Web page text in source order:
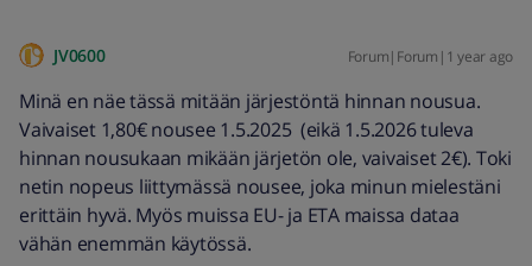
JV0600 Forum|Forum|1 year ago
Minä en näe tässä mitään järjestöntä hinnan nousua.
Vaivaiset 1,80€ nousee 1.5.2025 (eikä 1.5.2026 tuleva
hinnan nousukaan mikään järjetön ole, vaivaiset 2€). Toki
netin nopeus liittymässä nousee, joka minun mielestäni
erittäin hyvä. Myös muissa EU- ja ETA maissa dataa
vähän enemmän käytössä.